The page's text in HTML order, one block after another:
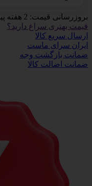
بروزرسانی قیمت: 2 هفته پیش
قیمت بهتری سراغ دارید؟
ارسال سریع کالا
ایران سرای ماست
ضمانت بازگشت وجه
ضمانت اضالت کالا